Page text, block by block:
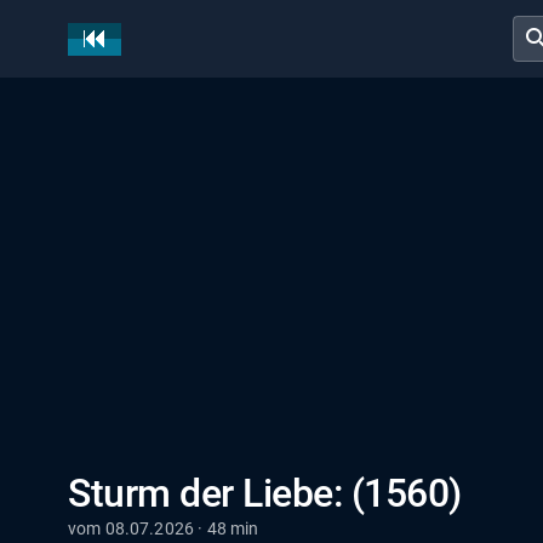
Sturm der Liebe: (1560)
vom 08.07.2026 · 48 min